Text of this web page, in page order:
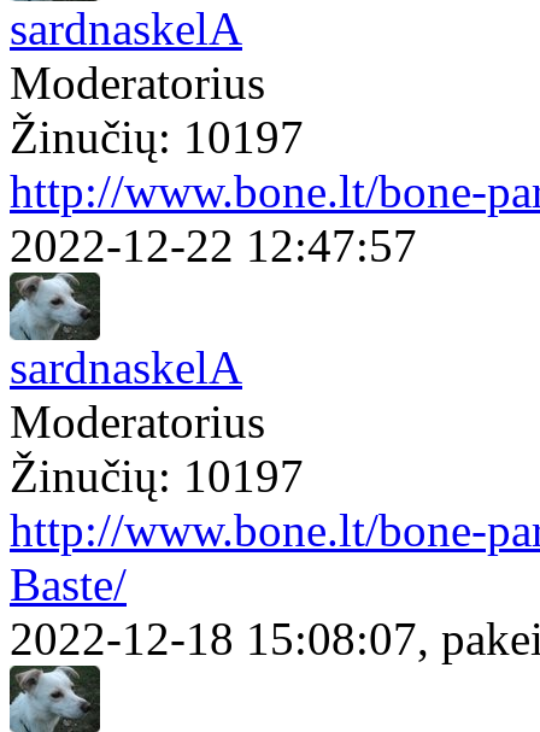
sardnaskelA
Moderatorius
Žinučių: 10197
http://www.bone.lt/bone-
2022-12-22 12:47:57
sardnaskelA
Moderatorius
Žinučių: 10197
http://www.bone.lt/bone-
Baste/
2022-12-18 15:08:07,